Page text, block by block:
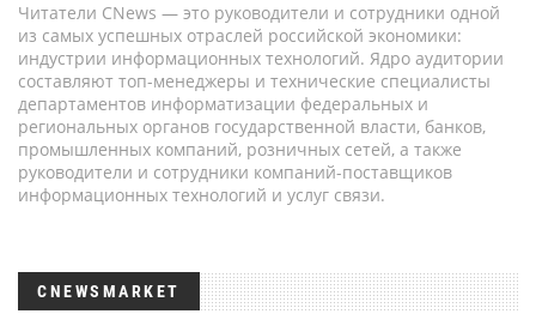
Читатели CNews — это руководители и сотрудники одной
из самых успешных отраслей российской экономики:
индустрии информационных технологий. Ядро аудитории
составляют топ-менеджеры и технические специалисты
департаментов информатизации федеральных и
региональных органов государственной власти, банков,
промышленных компаний, розничных сетей, а также
руководители и сотрудники компаний-поставщиков
информационных технологий и услуг связи.
CNEWSMARKET